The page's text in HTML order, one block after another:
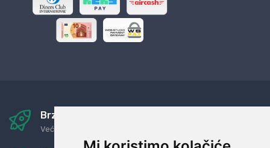
Brza i sigurna dostava
Već za nekoliko dana kod vas